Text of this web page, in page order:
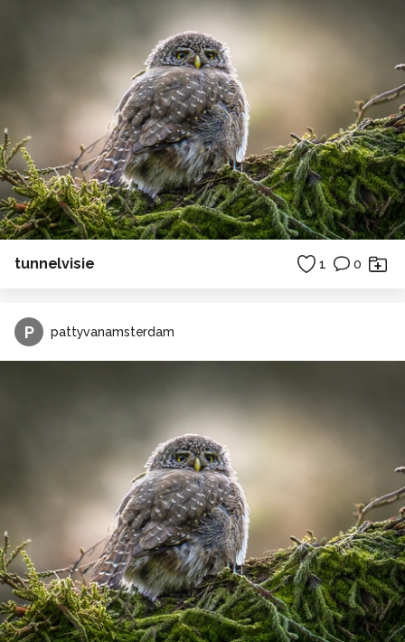
tunnelvisie 1 0
P pattyvanamsterdam